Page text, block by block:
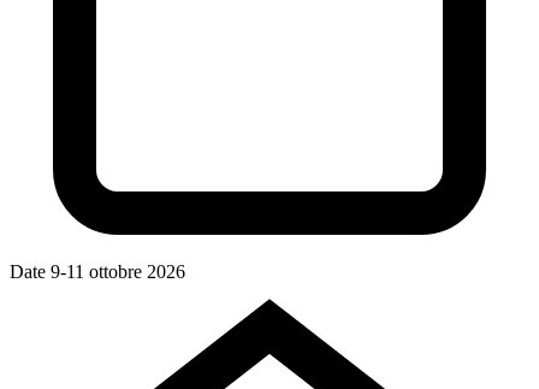
Date 9-11 ottobre 2026